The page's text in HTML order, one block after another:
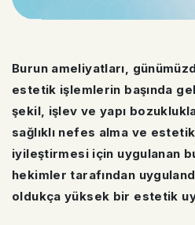
Burun ameliyatları,
estetik işlemlerin başında
şekil, işlev ve yapı
sağlıklı nefes alma ve
iyileştirmesi için uygulanan
hekimler tarafından
oldukça yüksek bir estetik